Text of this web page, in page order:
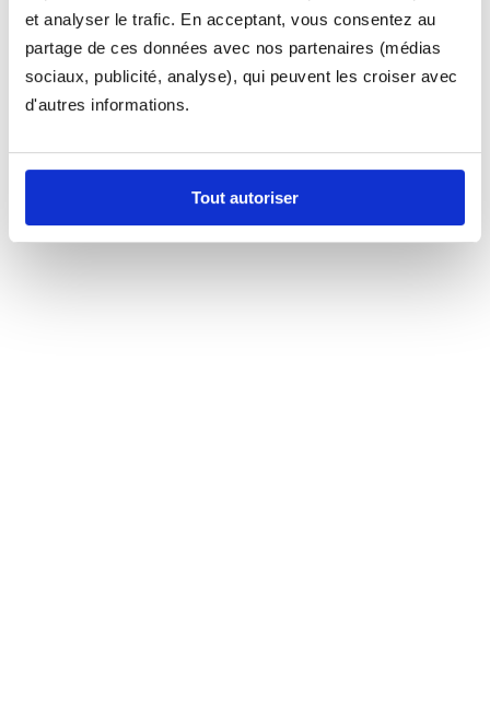
et analyser le trafic. En acceptant, vous consentez au
partage de ces données avec nos partenaires (médias
sociaux, publicité, analyse), qui peuvent les croiser avec
d'autres informations.
Tout autoriser